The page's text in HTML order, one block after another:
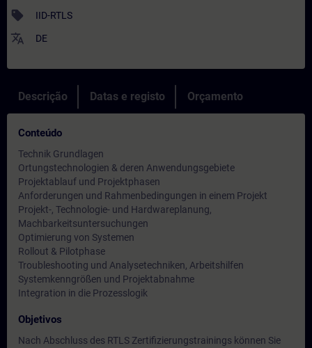
sell IID-RTLS
translate DE
Descrição Datas e registo Orçamento
Conteúdo
Technik Grundlagen
Ortungstechnologien & deren Anwendungsgebiete
Projektablauf und Projektphasen
Anforderungen und Rahmenbedingungen in einem Projekt
Projekt-, Technologie- und Hardwareplanung,
Machbarkeitsuntersuchungen
Optimierung von Systemen
Rollout & Pilotphase
Troubleshooting und Analysetechniken, Arbeitshilfen
Systemkenngrößen und Projektabnahme
Integration in die Prozesslogik
Objetivos
Nach Abschluss des RTLS Zertifizierungstrainings können Sie